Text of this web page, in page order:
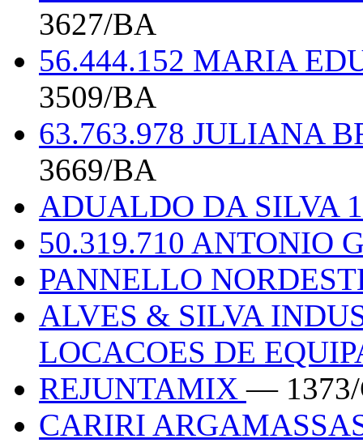
3627/BA
56.444.152 MARIA
3509/BA
63.763.978 JULIANA
3669/BA
ADUALDO DA SILVA
50.319.710 ANTONIO
PANNELLO
ALVES & SILVA
LOCACOES DE
REJUNTAMIX— 1373/
CARIRI